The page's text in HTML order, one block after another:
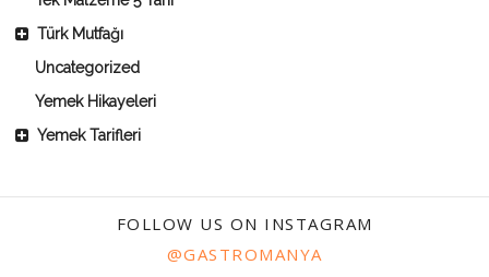
Türk Mutfağı
Uncategorized
Yemek Hikayeleri
Yemek Tarifleri
FOLLOW US ON INSTAGRAM
@GASTROMANYA